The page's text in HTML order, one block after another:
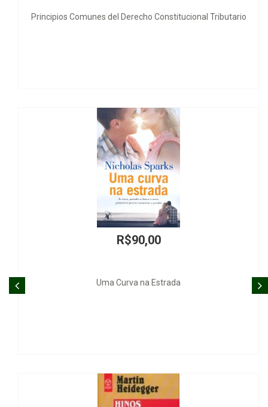
del Derecho Constitucional Tributario
Uma Curva na Estrada Responsabilidade